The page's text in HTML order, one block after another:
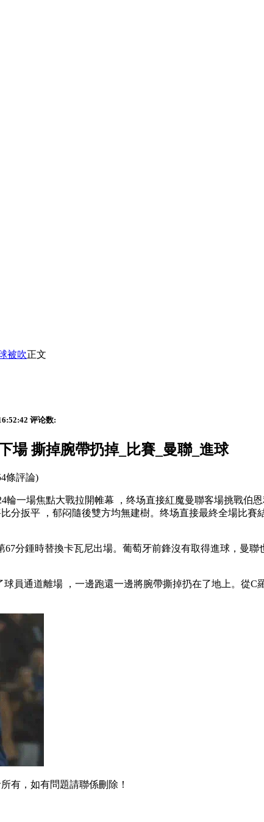
被吹正文
评论数:
下場 撕掉腕帶扔掉_比賽_曼聯_進球
條評論)
輪一場焦點大戰拉開帷幕 ，终场直接紅魔曼聯客場挑戰伯恩利
分扳平 ，郁闷隨後雙方均無建樹。终场直接最終全場比賽結
67分鍾時替換卡瓦尼出場。葡萄牙前鋒沒有取得進球 ，曼
員通道離場 ，一邊跑還一邊將腕帶撕掉扔在了地上。從C
，如有問題請聯係刪除！